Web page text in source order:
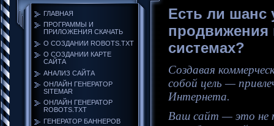
ГЛАВНАЯ
ПРОГРАММЫ И
ПРИЛОЖЕНИЯ СКАЧАТЬ
О СОЗДАНИИ ROBOTS.TXT
О СОЗДАНИИ КАРТЕ
САЙТА
АНАЛИЗ САЙТА
ОНЛАЙН ГЕНЕРАТОР
SITEMAR
ОНЛАЙН ГЕНЕРАТОР
ROBOTS.TXT
ГЕНЕРАТОР БАННЕРОВ
Есть ли шанс
продвижения
системах?
Создавая
собой цель —
Интернета.
Ваш сайт — это не